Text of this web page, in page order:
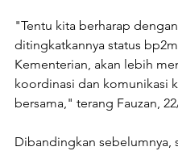
"Tentu kita berharap dengan
ditingkatkannya status
Kementerian, akan lebih
koordinasi dan komunikasi
bersama," terang Fauzan,
Dibandingkan sebelumnya,